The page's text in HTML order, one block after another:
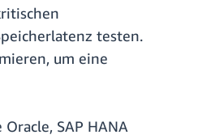
testen.
um eine
SAP HANA